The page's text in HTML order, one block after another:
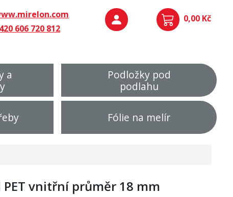
606 720 812
0,00 Kč
a
Podložky pod
podlahu
Fólie na melír
PET vnitřní průměr 18 mm